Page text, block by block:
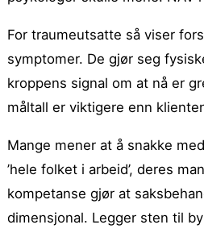
For traumeutsatte så viser
symptomer. De gjør seg
kroppens signal om at nå er
måltall er viktigere enn
Mange mener at å snakke
’hele folket i arbeid’, deres
kompetanse gjør at
dimensjonal. Legger sten til